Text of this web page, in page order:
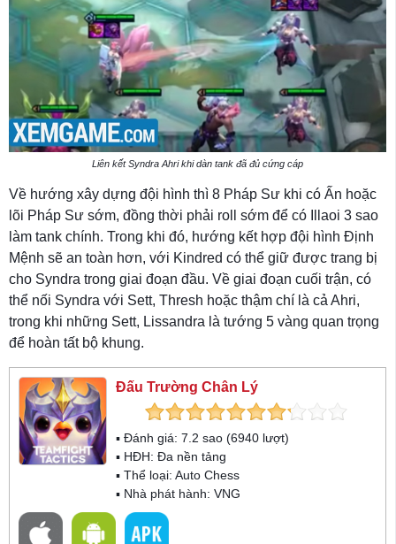
Liên kết Syndra Ahri khi dàn tank đã đủ cứng cáp
Về hướng xây dựng đội hình thì 8 Pháp Sư khi có Ấn hoặc
lõi Pháp Sư sớm, đồng thời phải roll sớm để có Illaoi 3 sao
làm tank chính. Trong khi đó, hướng kết hợp đội hình Định
Mệnh sẽ an toàn hơn, với Kindred có thể giữ được trang bị
cho Syndra trong giai đoạn đầu. Về giai đoạn cuối trận, có
thể nối Syndra với Sett, Thresh hoặc thậm chí là cả Ahri,
trong khi những Sett, Lissandra là tướng 5 vàng quan trọng
để hoàn tất bộ khung.
Đấu Trường Chân Lý
▪ Đánh giá: 7.2 sao (6940 lượt)
▪ HĐH: Đa nền tảng
▪ Thể loại: Auto Chess
▪ Nhà phát hành: VNG